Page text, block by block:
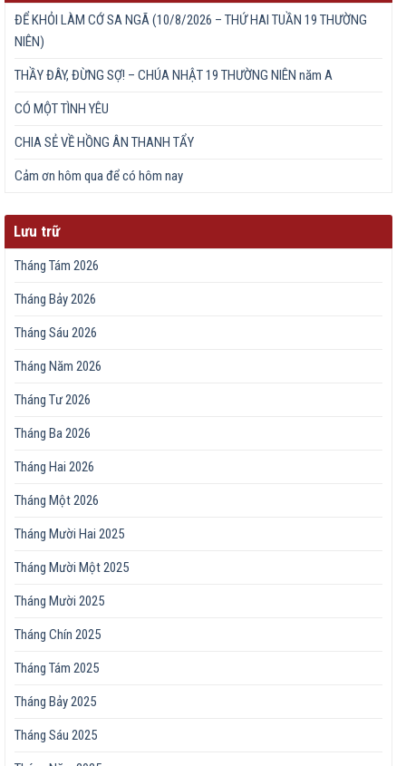
ĐỂ KHỎI LÀM CỚ SA NGÃ (10/8/2026 – THỨ HAI TUẦN 19 THƯỜNG
NIÊN)
THẦY ĐÂY, ĐỪNG SỢ! – CHÚA NHẬT 19 THƯỜNG NIÊN năm A
CÓ MỘT TÌNH YÊU
CHIA SẺ VỀ HỒNG ÂN THANH TẨY
Cảm ơn hôm qua để có hôm nay
Lưu trữ
Tháng Tám 2026
Tháng Bảy 2026
Tháng Sáu 2026
Tháng Năm 2026
Tháng Tư 2026
Tháng Ba 2026
Tháng Hai 2026
Tháng Một 2026
Tháng Mười Hai 2025
Tháng Mười Một 2025
Tháng Mười 2025
Tháng Chín 2025
Tháng Tám 2025
Tháng Bảy 2025
Tháng Sáu 2025